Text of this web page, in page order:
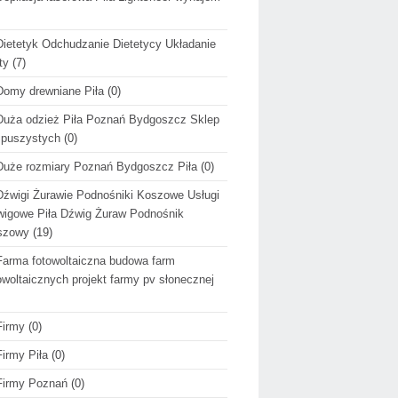
Odchudzanie Dietetycy Układanie
(7)
drewniane Piła(0)
odzież Piła Poznań Bydgoszcz Sklep
(0)
rozmiary Poznań Bydgoszcz Piła(0)
Żurawie Podnośniki Koszowe Usługi
Piła Dźwig Żuraw Podnośnik
(19)
fotowoltaiczna budowa farm
projekt farmy pv słonecznej
(0)
Piła(0)
Poznań (0)